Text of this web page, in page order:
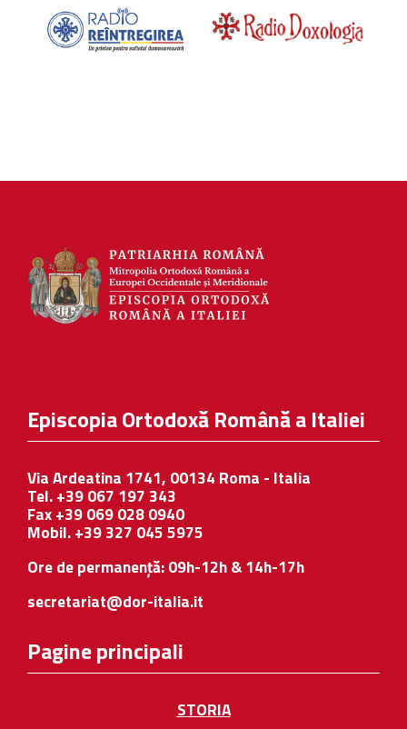
Episcopia Ortodoxă Română a Italiei
Via Ardeatina 1741, 00134 Roma - Italia
Tel. +39 067 197 343
Fax +39 069 028 0940
Mobil. +39 327 045 5975
Ore de permanență: 09h-12h & 14h-17h
secretariat@dor-italia.it
Pagine principali
STORIA